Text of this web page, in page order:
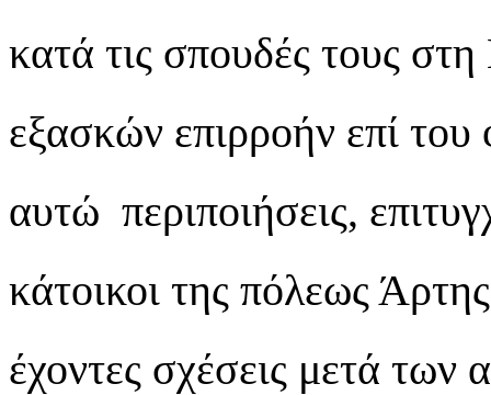
κατά τις σπουδές τους
εξασκών επιρροήν επί του
αυτώ περιποιήσεις,
κάτοικοι της πόλεως
έχοντες σχέσεις μετά